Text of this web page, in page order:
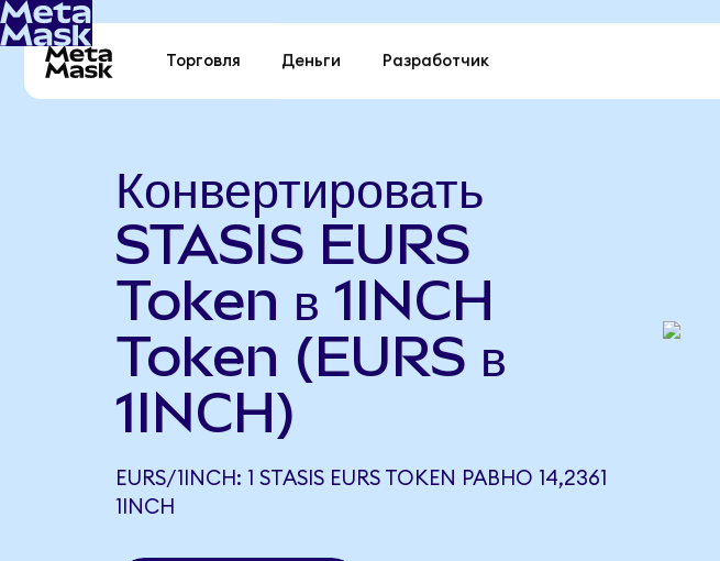
Торговля Деньги Разработчик
Конвертировать
STASIS EURS
Token в 1INCH
Token (EURS в
1INCH)
EURS/1INCH: 1 STASIS EURS TOKEN РАВНО 14,2361
1INCH